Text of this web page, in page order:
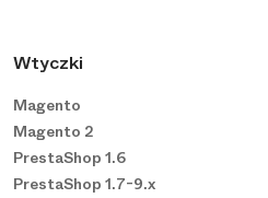
Wtyczki
Magento
Magento 2
PrestaShop 1.6
PrestaShop 1.7-9.x